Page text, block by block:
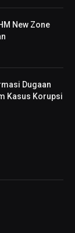
New Zone
Dugaan
Kasus Korupsi